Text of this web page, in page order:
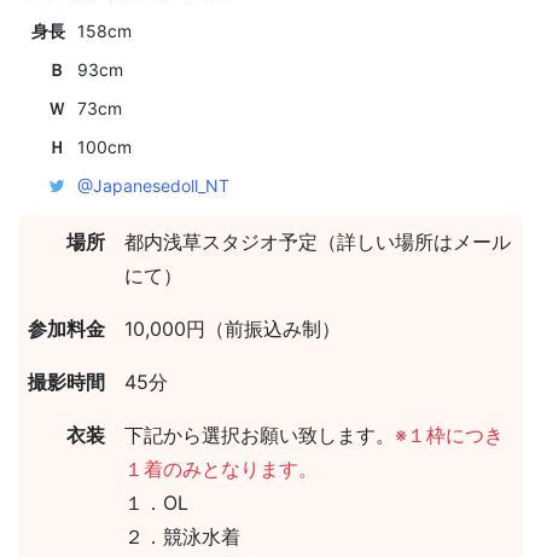
身長 158cm
Ｂ
93cm
Ｗ
73cm
Ｈ
100cm
@Japanesedoll_NT
場所
都内浅草スタジオ予定（詳しい場所はメール
にて）
参加料金 10,000円（前振込み制）
撮影時間 45分
衣装 下記から選択お願い致します。 ※１枠につき
１着のみとなります。
１．OL
２．競泳水着